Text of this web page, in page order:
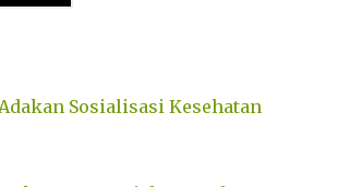
Sosialisasi Kesehatan